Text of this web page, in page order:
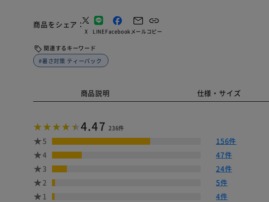
商品をシェア
X LINEFacebookメールコピー
関連するキーワード
#暑さ対策 ティーパック
商品説明 仕様・サイズ
4.47 236件
5
156件
4
47件
3
24件
2
5件
1
4件